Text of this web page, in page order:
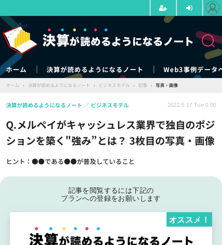
ホーム 決算が読めるようになるノート Web3事例データ
ホーム › 決算が読めるようになるノート › ビジネスモデル › 記事 › 写真・画像
Q.メルペイがキャッシュレス業界で独自のポジ
ションを築く"強み”とは？ 3枚目の写真・画像
ヒント：●●である●●が普及していること
決算が読めるようになるノート ビジネスモデル 2022.5.17 Tue 0:00
記事を閲覧するには下記の
プランへの登録をお願いします
オススメ！